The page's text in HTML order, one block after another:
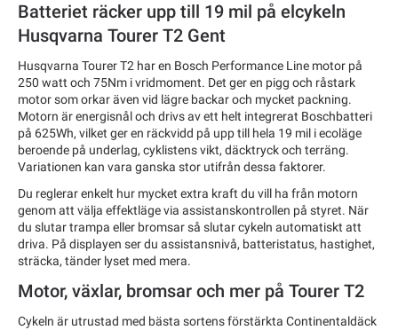
Batteriet räcker upp till 19 mil på elcykeln
Husqvarna Tourer T2 Gent
Husqvarna Tourer T2 har en Bosch Performance Line motor på
250 watt och 75Nm i vridmoment. Det ger en pigg och råstark
motor som orkar även vid lägre backar och mycket packning.
Motorn är energisnål och drivs av ett helt integrerat Boschbatteri
på 625Wh, vilket ger en räckvidd på upp till hela 19 mil i ecoläge
beroende på underlag, cyklistens vikt, däcktryck och terräng.
Variationen kan vara ganska stor utifrån dessa faktorer.
Du reglerar enkelt hur mycket extra kraft du vill ha från motorn
genom att välja effektläge via assistanskontrollen på styret. När
du slutar trampa eller bromsar så slutar cykeln automatiskt att
driva. På displayen ser du assistansnivå, batteristatus, hastighet,
sträcka, tänder lyset med mera.
Motor, växlar, bromsar och mer på Tourer T2
Cykeln är utrustad med bästa sortens förstärkta Continentaldäck